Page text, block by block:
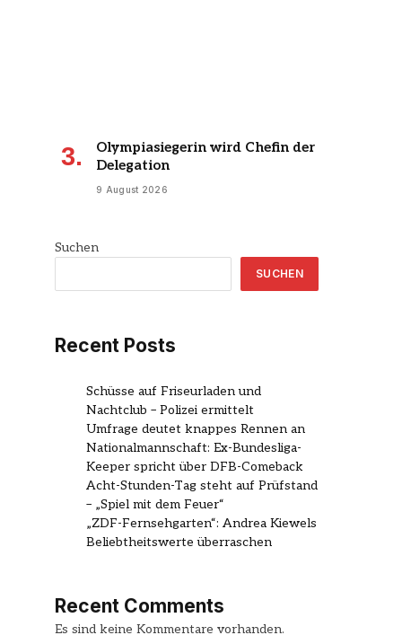
Olympiasiegerin wird Chefin der
Delegation
9 August 2026
Suchen
SUCHEN
Recent Posts
Schüsse auf Friseurladen und
Nachtclub – Polizei ermittelt
Umfrage deutet knappes Rennen an
Nationalmannschaft: Ex-Bundesliga-
Keeper spricht über DFB-Comeback
Acht-Stunden-Tag steht auf Prüfstand
– „Spiel mit dem Feuer“
„ZDF-Fernsehgarten“: Andrea Kiewels
Beliebtheitswerte überraschen
Recent Comments
Es sind keine Kommentare vorhanden.